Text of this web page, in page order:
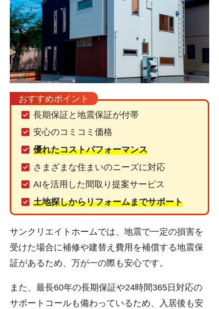
おすすめポイント
長期保証と地震保証が付帯
安心のコミコミ価格
優れたコストパフォーマンス
さまざまな住まいのニーズに対応
AIを活用した間取り提案サービス
土地探しからリフォームまでサポート
サンクリエイトホームでは、地震で一定の損害を
受けた場合に補修や建替え費用を補償する地震保
証があるため、万が一の際も安心です。
また、最長60年の長期保証や24時間365日対応の
サポートコールも備わっているため、入居後も安